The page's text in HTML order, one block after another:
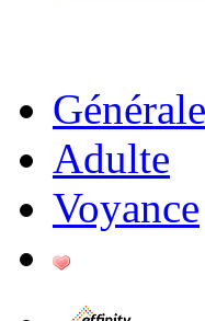
Générale
Adulte
Voyance